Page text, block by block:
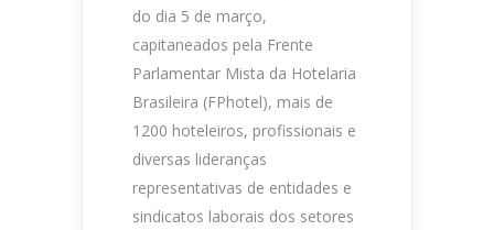
do dia 5 de março,
capitaneados pela Frente
Parlamentar Mista da Hotelaria
Brasileira (FPhotel), mais de
1200 hoteleiros, profissionais e
diversas lideranças
representativas de entidades e
sindicatos laborais dos setores